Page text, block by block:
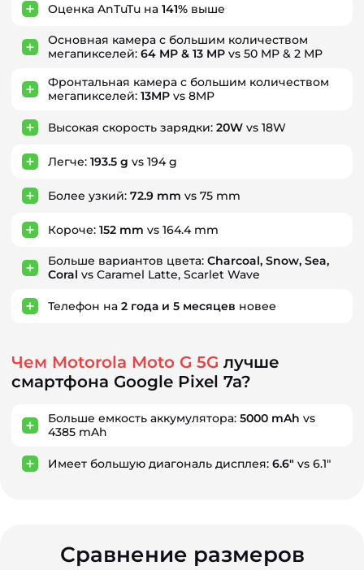
Оценка AnTuTu на 141% выше
Основная камера с большим количеством
мегапикселей: 64 MP & 13 MP vs 50 MP & 2 MP
Фронтальная камера с большим количеством
мегапикселей: 13MP vs 8MP
Высокая скорость зарядки: 20W vs 18W
Легче: 193.5 g vs 194 g
Более узкий: 72.9 mm vs 75 mm
Короче: 152 mm vs 164.4 mm
Больше вариантов цвета: Charcoal, Snow, Sea,
Coral vs Caramel Latte, Scarlet Wave
Телефон на 2 года и 5 месяцев новее
Чем Motorola Moto G 5G лучше
смартфона Google Pixel 7a?
Больше емкость аккумулятора: 5000 mAh vs
4385 mAh
Имеет большую диагональ дисплея: 6.6" vs 6.1"
Сравнение размеров